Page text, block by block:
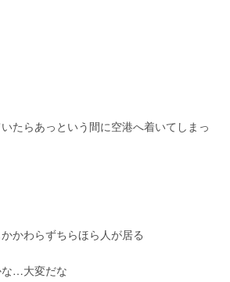
たらあっという間に空港へ着いてしまっ
かわらずちらほら人が居る
な…大変だな